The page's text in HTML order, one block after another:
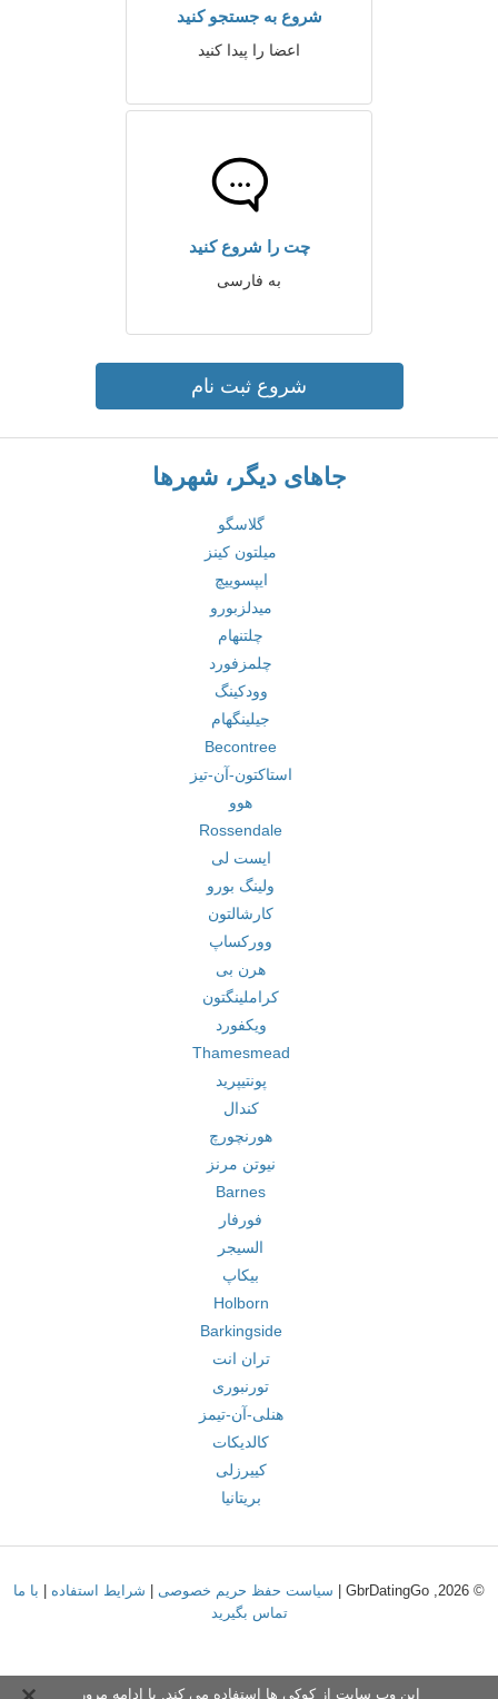
شروع به جستجو کنید
اعضا را پیدا کنید
چت را شروع کنید
به فارسی
شروع ثبت نام
جاهای دیگر، شهرها
گلاسگو
میلتون کینز
ایپسوییچ
میدلزبورو
چلتنهام
چلمزفورد
وودکینگ
جیلینگهام
Becontree
استاکتون-آن-تیز
هوو
Rossendale
ایست لی
ولینگ بورو
کارشالتون
وورکساپ
هرن بی
کراملینگتون
ویکفورد
Thamesmead
پونتیپرید
کندال
هورنچورچ
نیوتن مرنز
Barnes
فورفار
السیجر
بیکاپ
Holborn
Barkingside
تران انت
تورنبوری
هنلی-آن-تیمز
کالدیکات
کییرزلی
بریتانیا
© 2026, GbrDatingGo | سیاست حفظ حریم خصوصی شرایط استفاده
با ما
تماس بگیرید
این وب سایت از کوکی ها استفاده می کند. با ادامه مرور